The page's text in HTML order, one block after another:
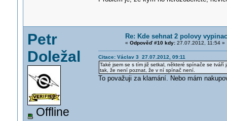
Petr
Doležal
Offline
Re: Kde sehnat 2 polovy
« Odpověď #10 kdy:27.07.2012, 11:54 »
Citace: Václav 3 27.07.2012, 09:11
Také jsem se s tím již setkal, některé spínače se
tak, že není poznat, že v ní spínač není.
To považuji za klamání. Nebo mám